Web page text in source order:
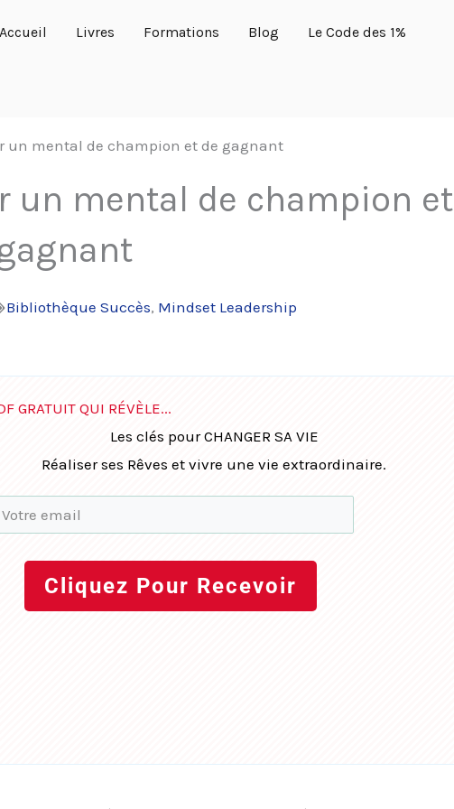
Livres Formations Blog Le Code des 1%
un mental de champion et de gagnant
un mental de champion et
Bibliothèque Succès, Mindset Leadership
GRATUIT QUI RÉVÈLE...
Les clés pour CHANGER SA VIE
Réaliser ses Rêves et vivre une vie extraordinaire.
Cliquez Pour Recevoir